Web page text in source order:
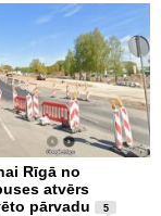
Rīgā no
atvērs
pārvadu
5